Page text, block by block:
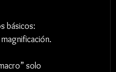
básicos:
solo